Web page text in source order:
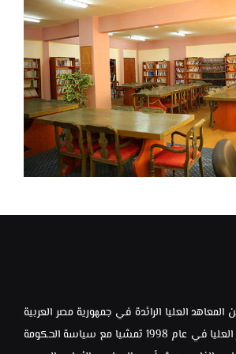
المعاهد العليا الرائدة في جمهورية مصر العربية
،أنُشئت معاهد ‏أبو قير العليا في عام 1998 تمشيا مع سياسة الحكومة